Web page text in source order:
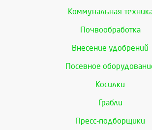
Коммунальная
Почвообработка
Внесение удобрений
Посевное
Косилки
Грабли
Пресс-подборщики